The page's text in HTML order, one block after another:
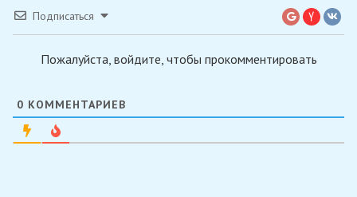
Подписаться
Пожалуйста, войдите, чтобы прокомментировать
0 КОММЕНТАРИЕВ